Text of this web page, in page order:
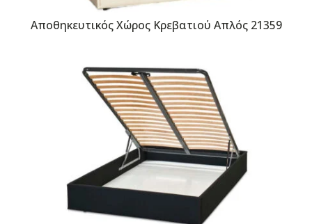
Αποθηκευτικός Χώρος Κρεβατιού Απλός 21359